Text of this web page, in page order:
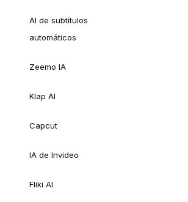
AI de subtítulos
automáticos
Zeemo IA
Klap AI
Capcut
IA de Invideo
Fliki AI